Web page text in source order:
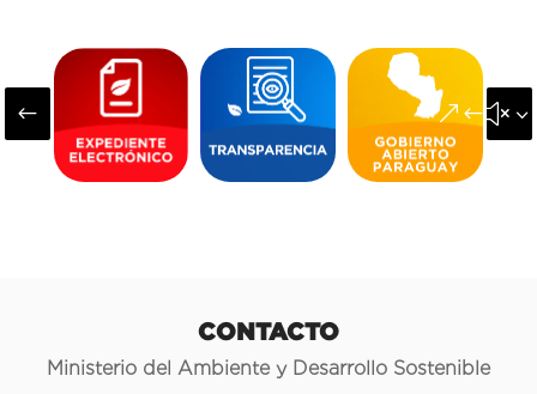
#
CONTACTO
Ministerio del Ambiente y Desarrollo Sostenible